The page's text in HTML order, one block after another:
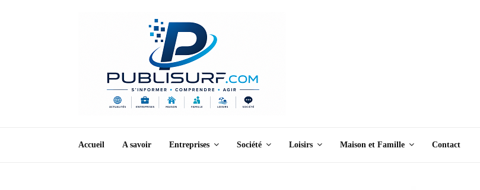
Accueil A savoir Entreprises Société Loisirs Maison et Famille Contact